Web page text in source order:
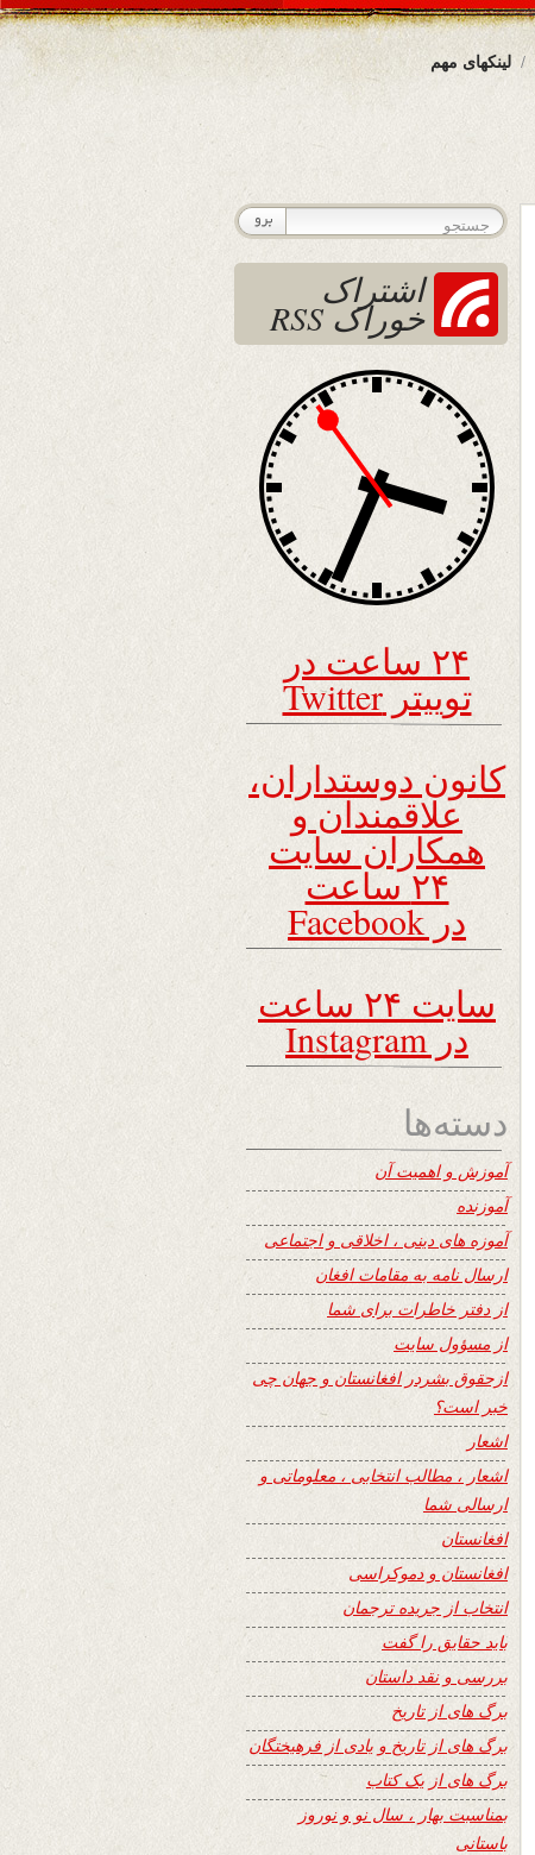
لینکهای مهم
اشتراک
خوراک RSS
۲۴ ساعت در
توییتر Twitter
کانون دوستداران،
علاقمندان و
همکاران سایت
۲۴ ساعت
در Facebook
سایت ۲۴ ساعت
در Instagram
دسته‌ها
آموزش و اهمیت آن
آموزنده
آموزه های دینی ، اخلاقی و اجتماعی
ارسال نامه به مقامات افغان
از دفتر خاطرات برای شما
از مسؤول سایت
ازحقوق بشردر افغانستان و جهان چی
خبر است؟
اشعار
اشعار ، مطالب انتخابی ، معلوماتی و
ارسالی شما
افغانستان
افغانستان و دموکراسی
انتخاب از جریده ترجمان
باید حقایق را گفت
بررسی و نقد داستان
برگ های از تاریخ
برگ های از تاریخ و یادی از فرهیختگان
برگ های از یک کتاب
بمناسبت بهار ، سال نو و نوروز
باستانی